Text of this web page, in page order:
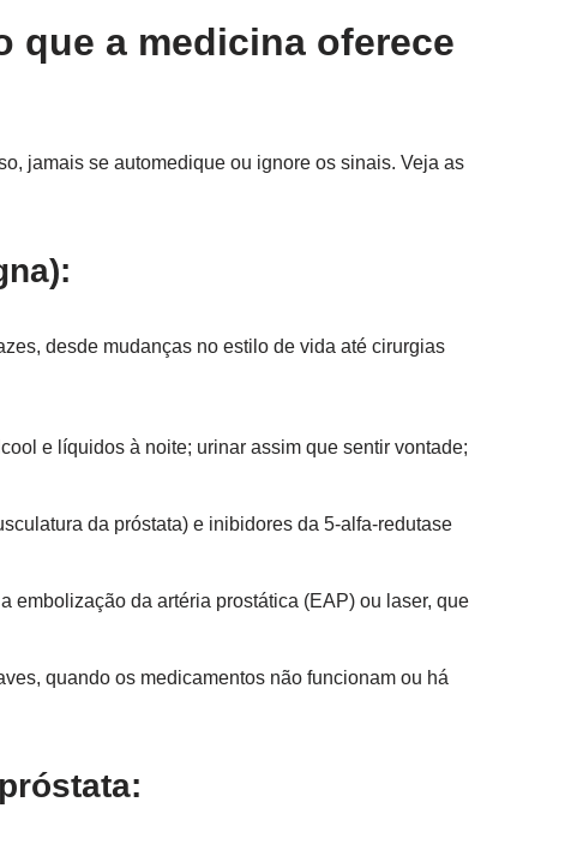
que a medicina oferece
jamais se automedique ou ignore os sinais. Veja as
desde mudanças no estilo de vida até cirurgias
e líquidos à noite; urinar assim que sentir vontade;
da próstata) e inibidores da 5-alfa-redutase
embolização da artéria prostática (EAP) ou laser, que
quando os medicamentos não funcionam ou há